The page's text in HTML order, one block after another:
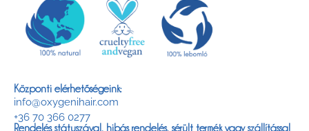
Központi elérhetőségeink:
info@oxygenihair.com
+36 70 366 0277
Rendelés státuszával, hibás rendelés, sérült termék vagy szállítással